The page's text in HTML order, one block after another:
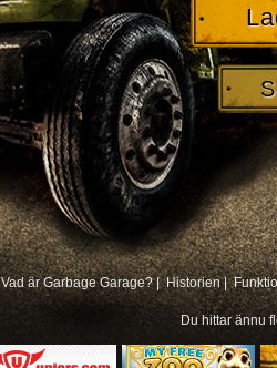
Vad är Garbage Garage? | Historien |
Du hittar ännu